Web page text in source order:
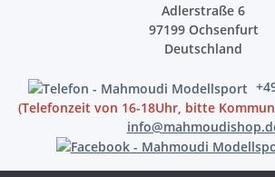
Adlerstraße 6
97199 Ochsenfurt
Deutschland
(Telefonzeit von 16-18Uhr, bitte